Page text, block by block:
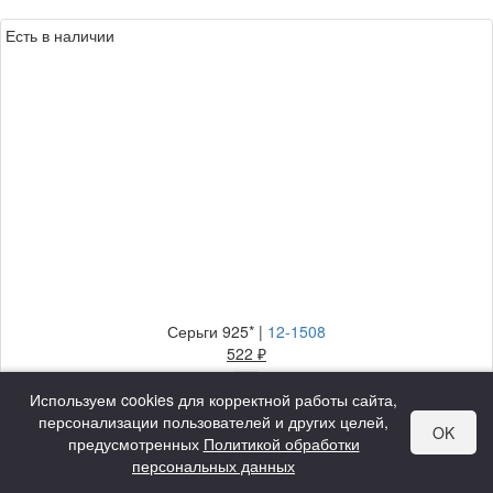
Есть в наличии
Серьги 925* | 12-1508
522 ₽
Вес:
1.36 гр
Цена за гр: 384 ₽
Используем cookies для корректной работы сайта,
персонализации пользователей и других целей,
предусмотренных Политикой обработки
персональных данных
OK